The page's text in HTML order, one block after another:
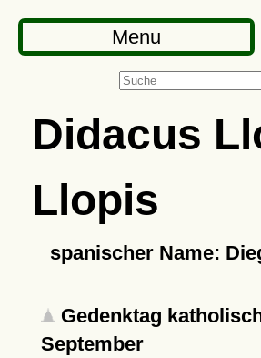
Menu
Didacus
Llopis
spanischer Name:
Gedenktag
September